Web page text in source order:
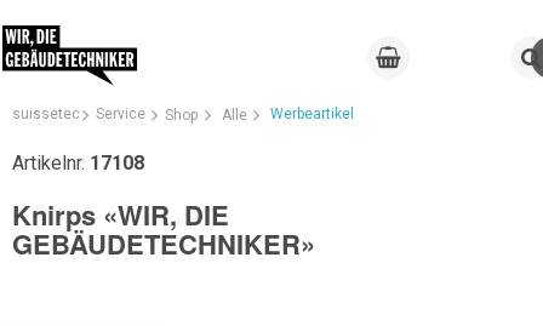
suissetec Service Shop Alle Werbeartikel
Artikelnr. 17108
Knirps «WIR, DIE
GEBÄUDETECHNIKER»